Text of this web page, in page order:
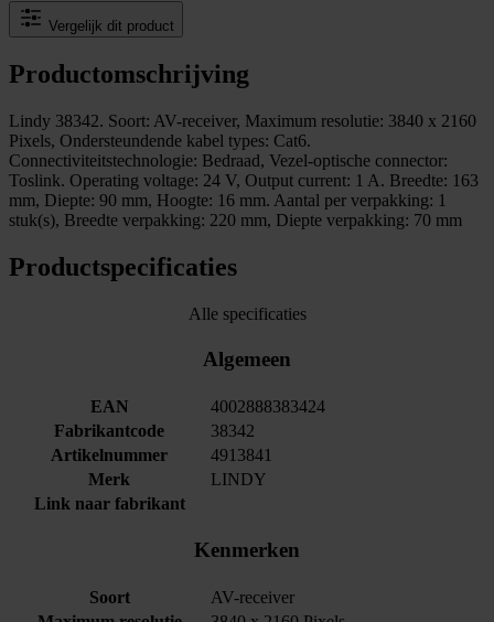
Vergelijk dit product
Productomschrijving
Lindy 38342. Soort: AV-receiver, Maximum resolutie: 3840 x 2160
Pixels, Ondersteundende kabel types: Cat6.
Connectiviteitstechnologie: Bedraad, Vezel-optische connector:
Toslink. Operating voltage: 24 V, Output current: 1 A. Breedte: 163
mm, Diepte: 90 mm, Hoogte: 16 mm. Aantal per verpakking: 1
stuk(s), Breedte verpakking: 220 mm, Diepte verpakking: 70 mm
Productspecificaties
Alle specificaties
Algemeen
EAN
4002888383424
Fabrikantcode
38342
Artikelnummer
4913841
Merk
LINDY
Link naar fabrikant
Kenmerken
Soort
AV-receiver